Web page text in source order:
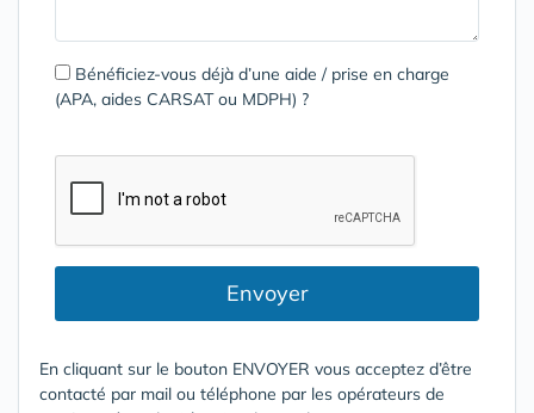
Bénéficiez-vous déjà d’une aide / prise en charge
(APA, aides CARSAT ou MDPH) ?
Envoyer
En cliquant sur le bouton ENVOYER vous acceptez d’être
contacté par mail ou téléphone par les opérateurs de